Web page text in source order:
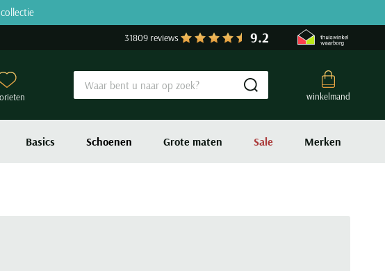
31809 reviews 9.2
winkelmand
Submit search
Basics Schoenen Grote maten Sale Merken